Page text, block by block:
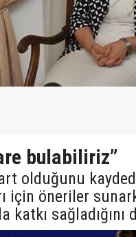
bulabiliriz”
olduğunu
için öneriler
katkı sağladığını